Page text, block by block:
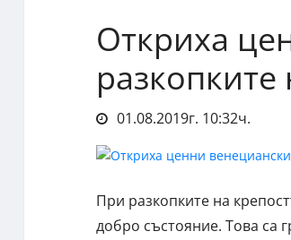
Откриха
разкопките
01.08.2019г. 10:32ч.
При разкопките на
добро състояние. Това са